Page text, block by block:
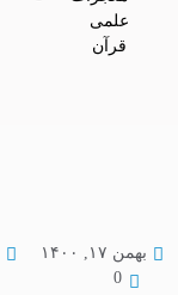
علمی
قرآن
بهمن ۱۷, ۱۴۰۰
0